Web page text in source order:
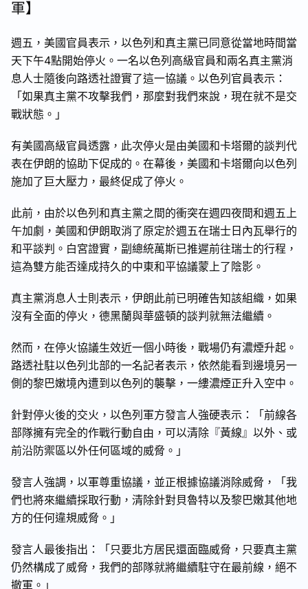
軍】
週五，美國官員表示，以色列和真主黨已同意從當地時間當
天下午4點開始停火。一名以色列高級官員和兩名真主黨消
息人士隨後向路透社證實了這一協議。以色列官員表示：
「如果真主黨不攻擊我們，那麼對我們來說，現在就不是交
戰狀態。」
有美國高級官員透露，此次停火是由美國和卡塔爾的談判代
表在伊朗的協助下促成的。在幕後，美國和卡塔爾向以色列
施加了巨大壓力，最終促成了停火。
此前，由於以色列和真主黨之間的衝突在週四夜間和週五上
午加劇，美國和伊朗取消了原定於週五在瑞士日內瓦舉行的
和平談判。白宮證實，副總統萬斯已推遲前往瑞士的行程，
這為雙方能否達成持久的中東和平協議蒙上了陰影。
真主黨消息人士則表示，伊朗此前已明確告知該組織，如果
沒有全面的停火，德黑蘭與華盛頓的談判就無法繼續。
然而，在停火協議生效近一個小時後，戰場仍有濃煙升起。
路透社駐以色列北部的一名記者表示，依然能看到邊境另一
側的黎巴嫩境內遭到以色列的襲擊，一縷濃煙正升入空中。
針對停火後的交火，以色列軍方發言人強硬表示：「前線各
部隊擁有完全的作戰行動自由，可以清除『黃線』以外、或
前沿防禦區以外任何區域的威脅。」
發言人強調，以軍尊重協議，並正根據協議消除威脅，「我
們也將來繼續採取行動，清除針對貝魯特以及黎巴嫩其他地
方的任何違規威脅。」
發言人最後指出：「只要北方居民還面臨威脅，只要真主黨
仍然構成了威脅，我們的部隊就將繼續駐守在最前線，絕不
撤軍。」